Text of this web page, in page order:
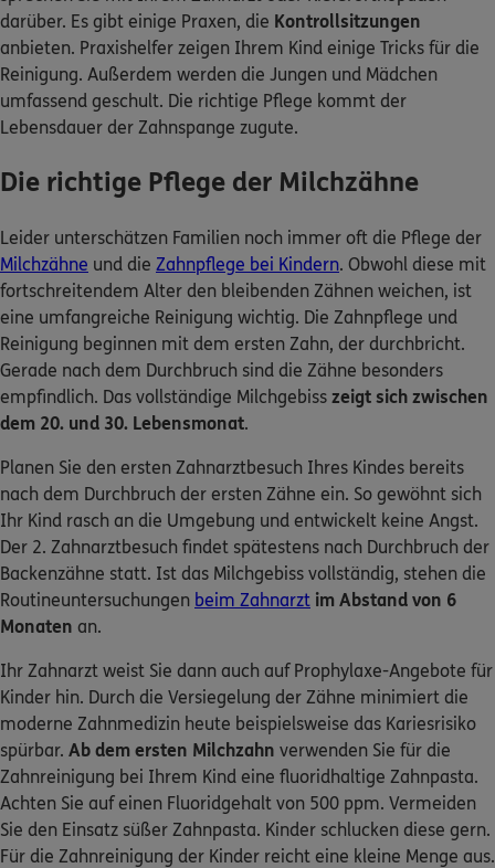
darüber. Es gibt einige Praxen, die Kontrollsitzungen
anbieten. Praxishelfer zeigen Ihrem Kind einige Tricks für die
Reinigung. Außerdem werden die Jungen und Mädchen
umfassend geschult. Die richtige Pflege kommt der
Lebensdauer der Zahnspange zugute.
Die richtige Pflege der Milchzähne
Leider unterschätzen Familien noch immer oft die Pflege der
Milchzähne und die Zahnpflege bei Kindern. Obwohl diese mit
fortschreitendem Alter den bleibenden Zähnen weichen, ist
eine umfangreiche Reinigung wichtig. Die Zahnpflege und
Reinigung beginnen mit dem ersten Zahn, der durchbricht.
Gerade nach dem Durchbruch sind die Zähne besonders
empfindlich. Das vollständige Milchgebiss zeigt sich zwischen
dem 20. und 30. Lebensmonat.
Planen Sie den ersten Zahnarztbesuch Ihres Kindes bereits
nach dem Durchbruch der ersten Zähne ein. So gewöhnt sich
Ihr Kind rasch an die Umgebung und entwickelt keine Angst.
Der 2. Zahnarztbesuch findet spätestens nach Durchbruch der
Backenzähne statt. Ist das Milchgebiss vollständig, stehen die
Routineuntersuchungen beim Zahnarzt im Abstand von 6
Monaten an.
Ihr Zahnarzt weist Sie dann auch auf Prophylaxe-Angebote für
Kinder hin. Durch die Versiegelung der Zähne minimiert die
moderne Zahnmedizin heute beispielsweise das Kariesrisiko
spürbar. Ab dem ersten Milchzahn verwenden Sie für die
Zahnreinigung bei Ihrem Kind eine fluoridhaltige Zahnpasta.
Achten Sie auf einen Fluoridgehalt von 500 ppm. Vermeiden
Sie den Einsatz süßer Zahnpasta. Kinder schlucken diese gern.
Für die Zahnreinigung der Kinder reicht eine kleine Menge aus.